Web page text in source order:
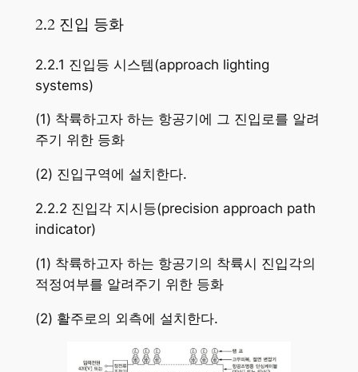
2.2 진입 등화
2.2.1 진입등 시스템(approach lighting
systems)
(1) 착륙하고자 하는 항공기에 그 진입로를 알려
주기 위한 등화
(2) 진입구역에 설치한다.
2.2.2 진입각 지시등(precision approach path
indicator)
(1) 착륙하고자 하는 항공기의 착륙시 진입각의
적정여부를 알려주기 위한 등화
(2) 활주로의 외측에 설치한다.